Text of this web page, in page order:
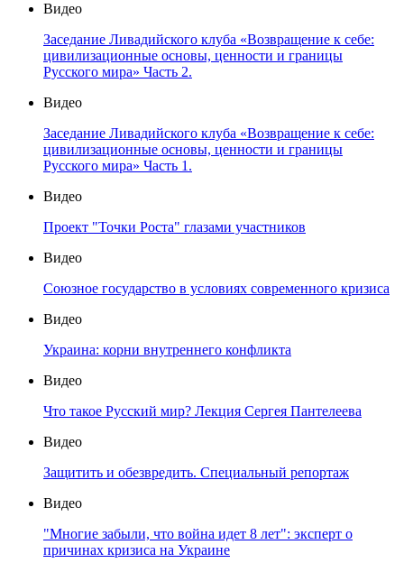
Видео
Заседание Ливадийского клуба «Возвращение к себе:
цивилизационные основы, ценности и границы
Русского мира» Часть 2.
Видео
Заседание Ливадийского клуба «Возвращение к себе:
цивилизационные основы, ценности и границы
Русского мира» Часть 1.
Видео
Проект "Точки Роста" глазами участников
Видео
Союзное государство в условиях современного кризиса
Видео
Украина: корни внутреннего конфликта
Видео
Что такое Русский мир? Лекция Сергея Пантелеева
Видео
Защитить и обезвредить. Специальный репортаж
Видео
"Многие забыли, что война идет 8 лет": эксперт о
причинах кризиса на Украине